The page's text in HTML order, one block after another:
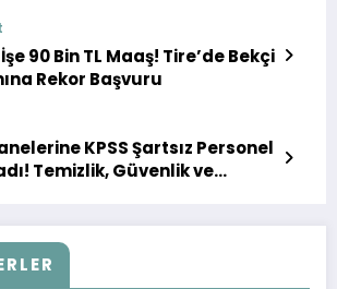
90 Bin TL Maaş! Tire’de Bekçi
Rekor Başvuru
KPSS Şartsız Personel
Temizlik, Güvenlik ve